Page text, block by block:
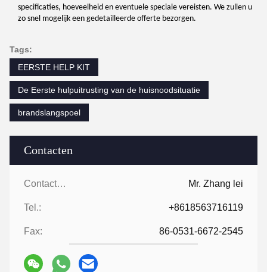
Contacten
Contacten: Mr. Zhang lei
Tel.: +8618563716119
Fax: 86-0531-6672-2545
specificaties, hoeveelheid en eventuele speciale vereisten. We zullen u
zo snel mogelijk een gedetailleerde offerte bezorgen.
Tags:
EERSTE HELP KIT
De Eerste hulpuitrusting van de huisnoodsituatie
brandslangspoel